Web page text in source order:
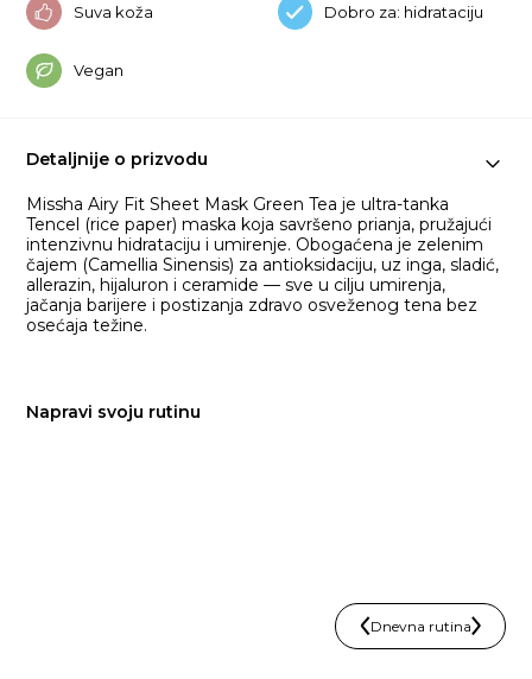
Suva koža Dobro za: hidrataciju
Vegan
Detaljnije o prizvodu
Missha Airy Fit Sheet Mask Green Tea je ultra-tanka
Tencel (rice paper) maska koja savršeno prianja, pružajući
intenzivnu hidrataciju i umirenje. Obogaćena je zelenim
čajem (Camellia Sinensis) za antioksidaciju, uz inga, sladić,
allerazin, hijaluron i ceramide — sve u cilju umirenja,
jačanja barijere i postizanja zdravo osveženog tena bez
osećaja težine.
Napravi svoju rutinu
Dnevna rutina